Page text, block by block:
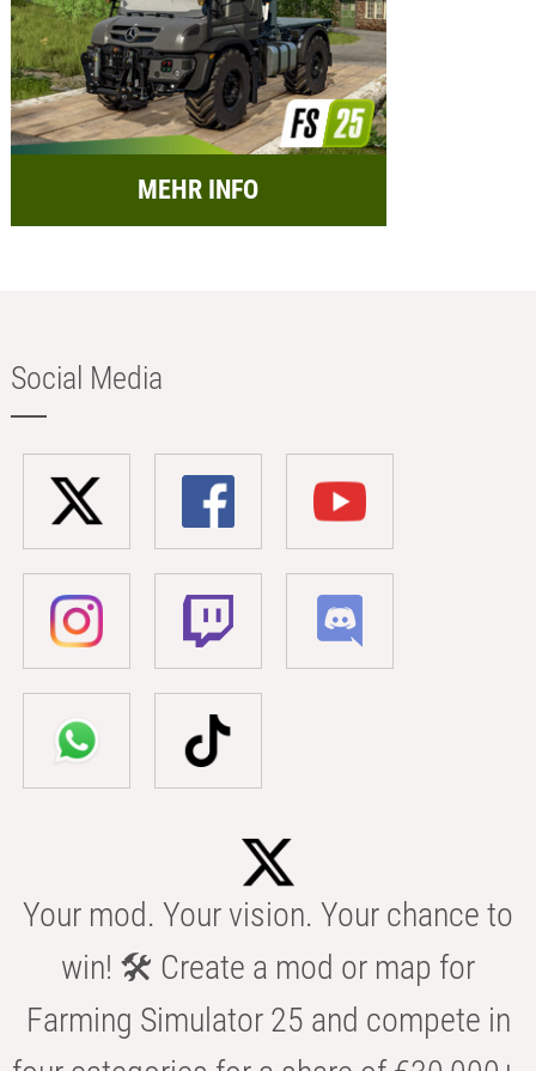
MEHR INFO
Social Media
Your mod. Your vision. Your chance to
win! 🛠️ Create a mod or map for
Farming Simulator 25 and compete in